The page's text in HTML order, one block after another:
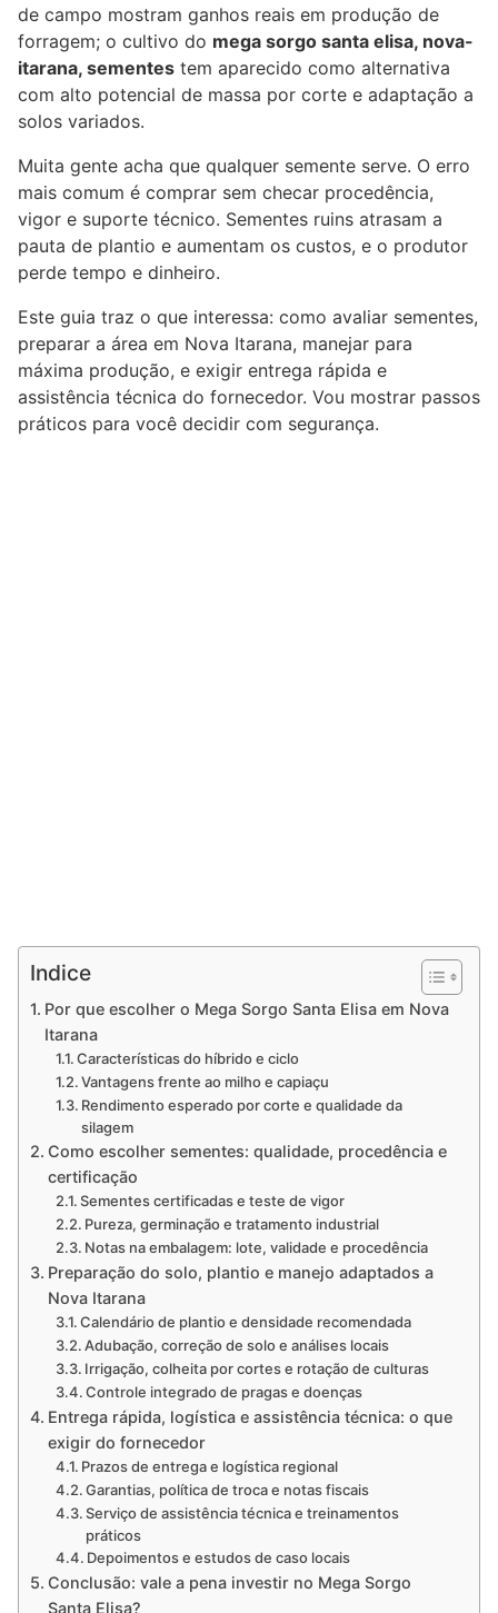
de campo mostram ganhos reais em produção de
forragem; o cultivo do mega sorgo santa elisa, nova-
itarana, sementes tem aparecido como alternativa
com alto potencial de massa por corte e adaptação a
solos variados.
Muita gente acha que qualquer semente serve. O erro
mais comum é comprar sem checar procedência,
vigor e suporte técnico. Sementes ruins atrasam a
pauta de plantio e aumentam os custos, e o produtor
perde tempo e dinheiro.
Este guia traz o que interessa: como avaliar sementes,
preparar a área em Nova Itarana, manejar para
máxima produção, e exigir entrega rápida e
assistência técnica do fornecedor. Vou mostrar passos
práticos para você decidir com segurança.
Indice
Por que escolher o Mega Sorgo Santa Elisa em Nova
Itarana
Características do híbrido e ciclo
Vantagens frente ao milho e capiaçu
Rendimento esperado por corte e qualidade da
silagem
Como escolher sementes: qualidade, procedência e
certificação
Sementes certificadas e teste de vigor
Pureza, germinação e tratamento industrial
Notas na embalagem: lote, validade e procedência
Preparação do solo, plantio e manejo adaptados a
Nova Itarana
Calendário de plantio e densidade recomendada
Adubação, correção de solo e análises locais
Irrigação, colheita por cortes e rotação de culturas
Controle integrado de pragas e doenças
Entrega rápida, logística e assistência técnica: o que
exigir do fornecedor
Prazos de entrega e logística regional
Garantias, política de troca e notas fiscais
Serviço de assistência técnica e treinamentos
práticos
Depoimentos e estudos de caso locais
Conclusão: vale a pena investir no Mega Sorgo
Santa Elisa?